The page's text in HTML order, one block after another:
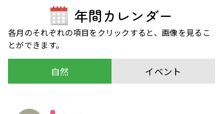
年間カレンダー
各月のそれぞれの項目をクリックすると、画像を見るこ
とができます。
自然 イベント